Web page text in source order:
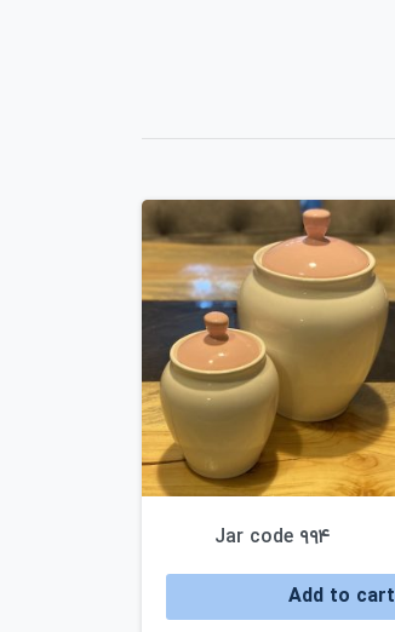
Jar code ۹۹۴
Add to cart